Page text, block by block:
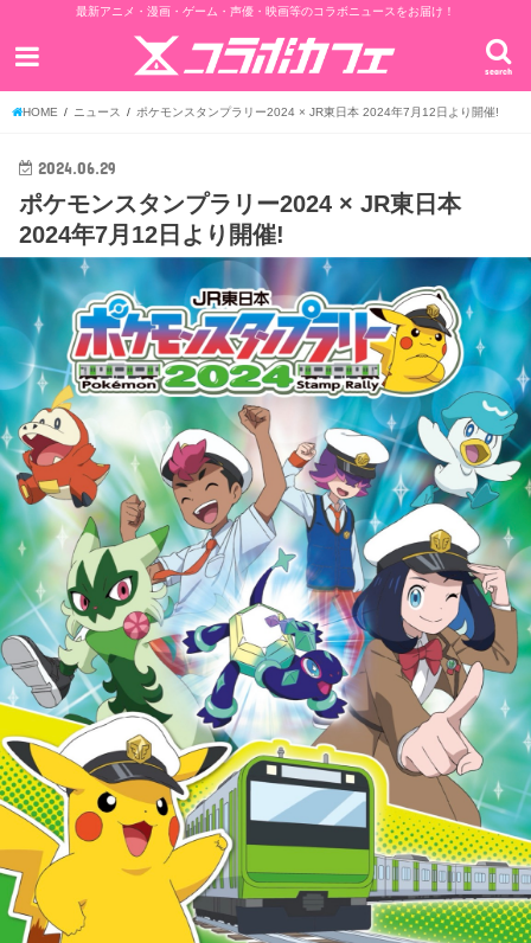
最新アニメ・漫画・ゲーム・声優・映画等のコラボニュースをお届け！
search
HOME ニュース ポケモンスタンプラリー2024 × JR東日本 2024年7月12日より開催!
2024.06.29
ポケモンスタンプラリー2024 × JR東日本
2024年7月12日より開催!